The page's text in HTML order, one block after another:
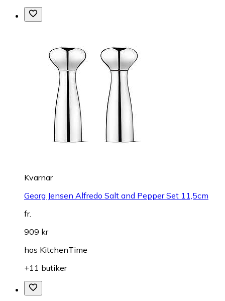
Kvarnar
Georg Jensen Alfredo Salt and Pepper Set 11,5cm
fr.
909 kr
hos KitchenTime
+11 butiker